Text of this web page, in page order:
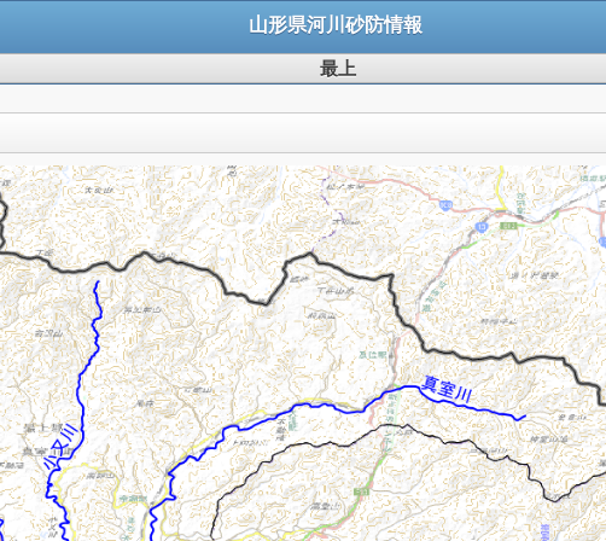
山形県河川砂防情報
最上